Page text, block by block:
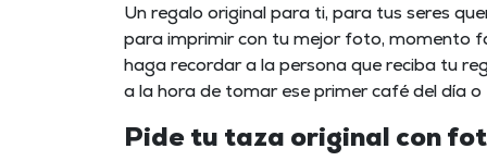
Unregalo originalpara ti, para tus seres
para imprimir con tu mejor foto, momento
haga recordar a la persona que reciba tu
a la hora de tomar ese primer café del día
Pide tu taza original con